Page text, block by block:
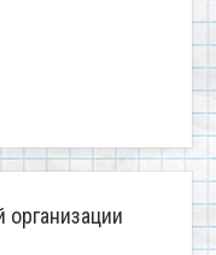
организации